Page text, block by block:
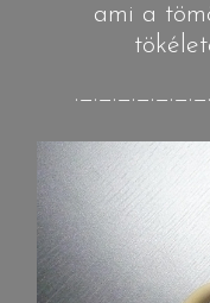
ami a